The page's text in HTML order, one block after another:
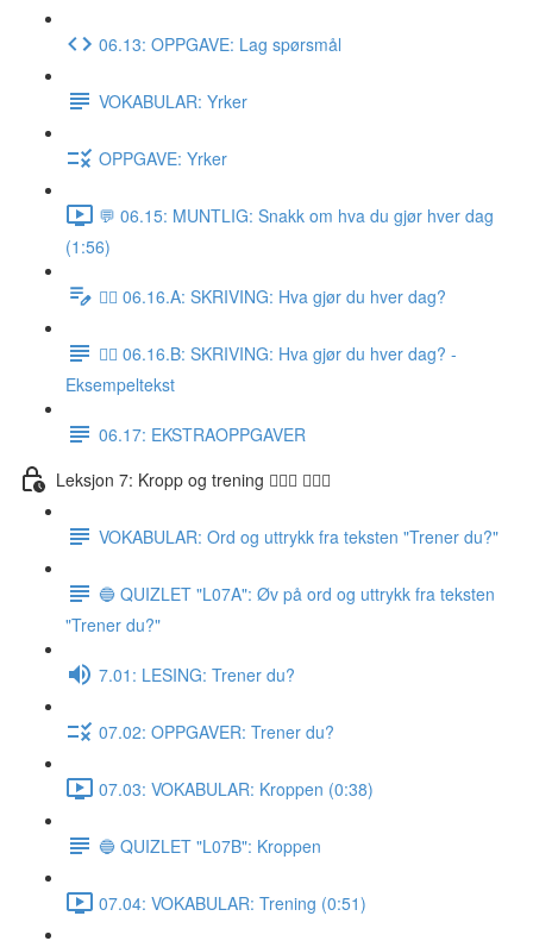
06.13: OPPGAVE: Lag spørsmål
VOKABULAR: Yrker
OPPGAVE: Yrker
💬 06.15: MUNTLIG: Snakk om hva du gjør hver dag
(1:56)
✍🏼 06.16.A: SKRIVING: Hva gjør du hver dag?
✍🏼 06.16.B: SKRIVING: Hva gjør du hver dag? -
Eksempeltekst
06.17: EKSTRAOPPGAVER
Leksjon 7: Kropp og trening 🚶🏼‍♀️ 🏋🏽‍♀️
VOKABULAR: Ord og uttrykk fra teksten "Trener du?"
🔵 QUIZLET "L07A": Øv på ord og uttrykk fra teksten
"Trener du?"
7.01: LESING: Trener du?
07.02: OPPGAVER: Trener du?
07.03: VOKABULAR: Kroppen (0:38)
🔵 QUIZLET "L07B": Kroppen
07.04: VOKABULAR: Trening (0:51)